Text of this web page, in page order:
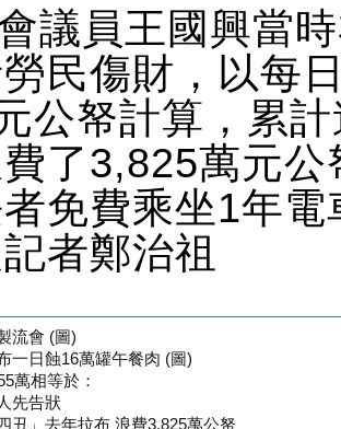
議員王國興當
民傷財，以每
公帑計算，累
了3,825萬元公
免費乘坐1年
者鄭治祖
流會 (圖)
一日蝕16萬罐午餐肉 (圖)
萬相等於：
先告狀
丑」去年拉布 浪費3,825萬公帑